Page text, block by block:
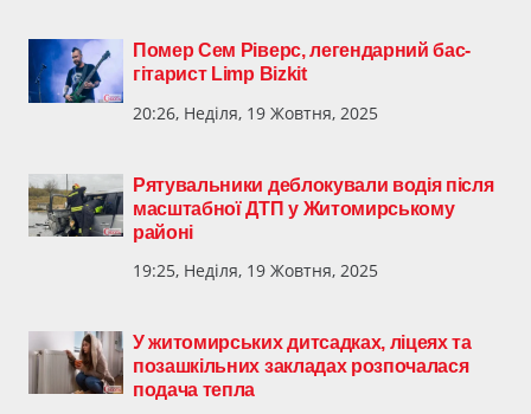
Помер Сем Ріверс, легендарний бас-
гітарист Limp Bizkit
20:26, Неділя, 19 Жовтня, 2025
Рятувальники деблокували водія після
масштабної ДТП у Житомирському
районі
19:25, Неділя, 19 Жовтня, 2025
У житомирських дитсадках, ліцеях та
позашкільних закладах розпочалася
подача тепла